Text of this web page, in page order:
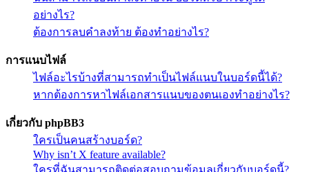
อย่างไร?
ต้องการลบคำลงท้าย ต้องทำอย่างไร?
การแนบไฟล์
ไฟล์อะไรบ้างที่สามารถทำเป็นไฟล์แนบในบอร์ดนี้ได้?
หากต้องการหาไฟล์เอกสารแนบของตนเองทำอย่างไร?
เกี่ยวกับ phpBB3
ใครเป็นคนสร้างบอร์ด?
Why isn’t X feature available?
ใครที่ฉันสามารถติดต่อสอบถามข้อมูลเกี่ยวกับบอร์ดนี้?